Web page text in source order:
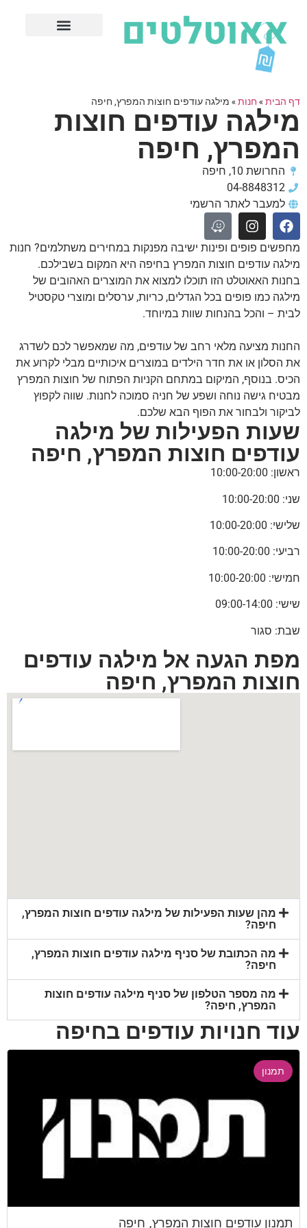
דף הבית» חנות» מילגה עודפים חוצות המפרץ, חיפה
מילגה עודפים חוצות
המפרץ, חיפה
החרושת 10, חיפה
04-8848312
למעבר לאתר הרשמי
מחפשים פופים ופינות ישיבה מפנקות במחירים משתלמים? חנות
מילגה עודפים חוצות המפרץ בחיפה היא המקום בשבילכם.
בחנות האאוטלט הזו תוכלו למצוא את המוצרים האהובים של
מילגה כמו פופים בכל הגדלים, כריות, ערסלים ומוצרי טקסטיל
לבית – והכל בהנחות שוות במיוחד.
החנות מציעה מלאי רחב של עודפים, מה שמאפשר לכם לשדרג
את הסלון או את חדר הילדים במוצרים איכותיים מבלי לקרוע את
הכיס. בנוסף, המיקום במתחם הקניות הפתוח של חוצות המפרץ
מבטיח גישה נוחה ושפע של חניה סמוכה לחנות. שווה לקפוץ
לביקור ולבחור את הפוף הבא שלכם.
שעות הפעילות של מילגה
עודפים חוצות המפרץ, חיפה
ראשון: 10:00-20:00
שני: 10:00-20:00
שלישי: 10:00-20:00
רביעי: 10:00-20:00
חמישי: 10:00-20:00
שישי: 09:00-14:00
שבת: סגור
מפת הגעה אל מילגה עודפים
חוצות המפרץ, חיפה
מהן שעות הפעילות של מילגה עודפים חוצות המפרץ,
חיפה?
מה הכתובת של סניף מילגה עודפים חוצות המפרץ,
חיפה?
מה מספר הטלפון של סניף מילגה עודפים חוצות
המפרץ, חיפה?
עוד חנויות עודפים בחיפה
תמנון
תמנון עודפים חוצות המפרץ, חיפה